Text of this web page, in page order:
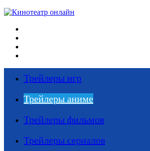
Трейлеры игр
Трейлеры аниме
Трейлеры фильмов
Трейлеры сериалов